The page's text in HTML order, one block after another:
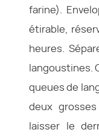
farine).
étirable,
heures.
langoustines.
queues de
deux
laisser le